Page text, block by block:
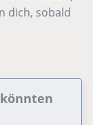
dich, sobald